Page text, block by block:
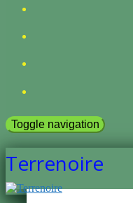
Toggle navigation
Terrenoire